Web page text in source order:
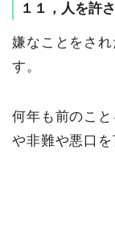
１１，人を許
嫌なことをさ
す。
何年も前のこ
や非難や悪口を